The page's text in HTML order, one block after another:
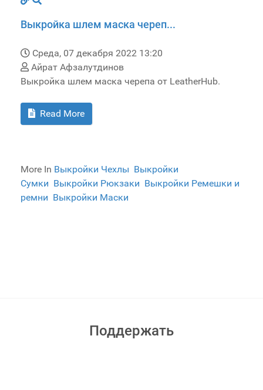
Выкройка шлем маска череп...
Среда, 07 декабря 2022 13:20
Айрат Афзалутдинов
Выкройка шлем маска черепа от LeatherHub.
Read More
More In Выкройки Чехлы Выкройки
Сумки Выкройки Рюкзаки Выкройки Ремешки и
ремни Выкройки Маски
Поддержать